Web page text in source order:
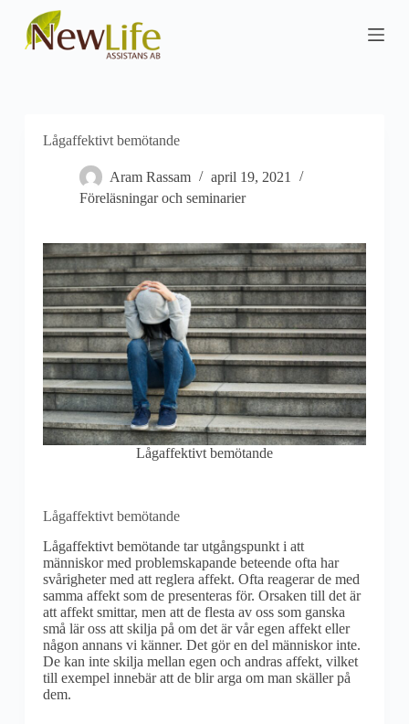
Lågaffektivt bemötande
Aram Rassam
april 19, 2021
Föreläsningar och seminarier
Lågaffektivt bemötande
Lågaffektivt bemötande
Lågaffektivt bemötande tar utgångspunkt i att
människor med problemskapande beteende ofta har
svårigheter med att reglera affekt. Ofta reagerar de med
samma affekt som de presenteras för. Orsaken till det är
att affekt smittar, men att de flesta av oss som ganska
små lär oss att skilja på om det är vår egen affekt eller
någon annans vi känner. Det gör en del människor inte.
De kan inte skilja mellan egen och andras affekt, vilket
till exempel innebär att de blir arga om man skäller på
dem.